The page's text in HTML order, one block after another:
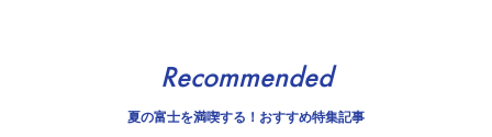
Recommended
夏の富士を満喫する！おすすめ特集記事